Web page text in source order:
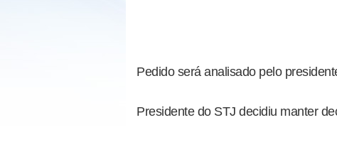
Pedido será analisado pelo
Presidente do STJ decidiu manter